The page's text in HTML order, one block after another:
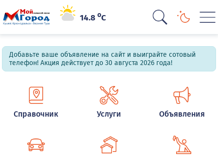
14.8oC
Добавьте ваше объявление на сайт и выиграйте сотовый
телефон! Акция действует до 30 августа 2026 года!
Справочник Услуги Объявления